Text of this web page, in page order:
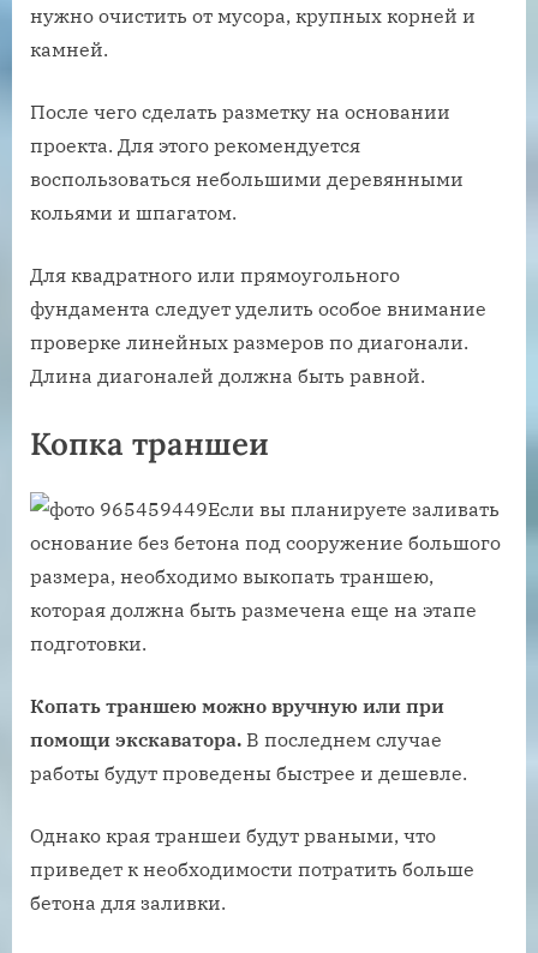
нужно очистить от мусора, крупных корней и
камней.
После чего сделать разметку на основании
проекта. Для этого рекомендуется
воспользоваться небольшими деревянными
кольями и шпагатом.
Для квадратного или прямоугольного
фундамента следует уделить особое внимание
проверке линейных размеров по диагонали.
Длина диагоналей должна быть равной.
Копка траншеи
Если вы планируете заливать
основание без бетона под сооружение большого
размера, необходимо выкопать траншею,
которая должна быть размечена еще на этапе
подготовки.
Копать траншею можно вручную или при
помощи экскаватора. В последнем случае
работы будут проведены быстрее и дешевле.
Однако края траншеи будут рваными, что
приведет к необходимости потратить больше
бетона для заливки.